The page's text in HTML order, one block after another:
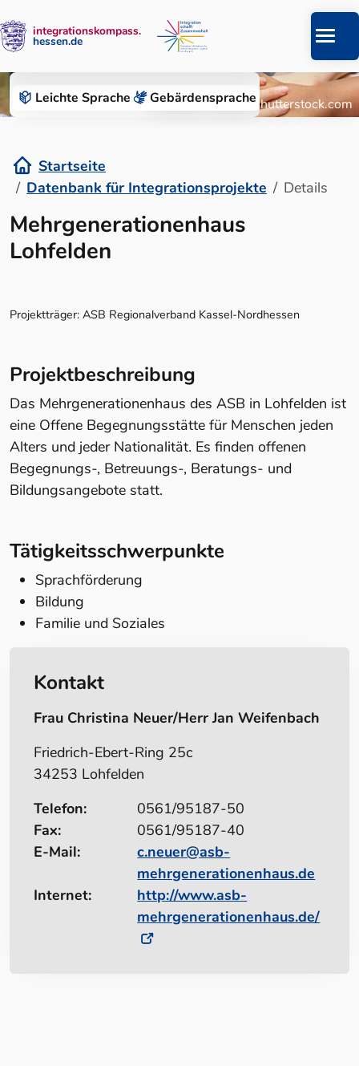
Leichte Sprache Gebärden­sprache
Zum Inhalt springen
integrationskompass.
hessen.de
Datenbank für Integrationsprojekte
© Roman Chazov/Shutterstock.com
Startseite
Datenbank für Integrationsprojekte
Details
Details
Mehrgenerationenhaus
Lohfelden
Projektträger: ASB Regionalverband Kassel-Nordhessen
Projektbeschreibung
Das Mehrgenerationenhaus des ASB in Lohfelden ist
eine Offene Begegnungsstätte für Menschen jeden
Alters und jeder Nationalität. Es finden offenen
Begegnungs-, Betreuungs-, Beratungs- und
Bildungsangebote statt.
Tätigkeitsschwerpunkte
Sprachförderung
Bildung
Familie und Soziales
Kontakt
Frau Christina Neuer/Herr Jan Weifenbach
Friedrich-Ebert-Ring 25c
34253 Lohfelden
Telefon:
0561/95187-50
Fax:
0561/95187-40
E-Mail:
c.neuer@asb-
mehrgenerationenhaus.de
Internet:
http://www.asb-
mehrgenerationenhaus.de/